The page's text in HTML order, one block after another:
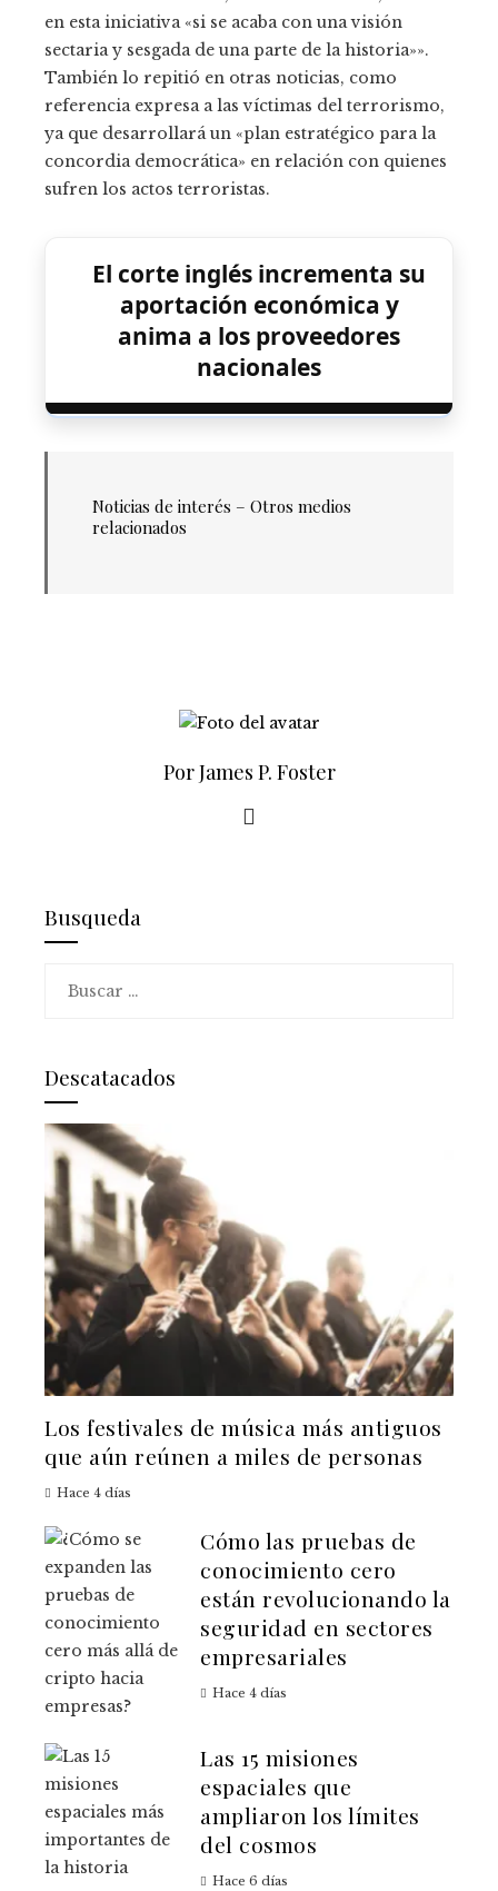
en esta iniciativa «si se acaba con una visión
sectaria y sesgada de una parte de la historia»».
También lo repitió en otras noticias, como
referencia expresa a las víctimas del terrorismo,
ya que desarrollará un «plan estratégico para la
concordia democrática» en relación con quienes
sufren los actos terroristas.
El corte inglés incrementa su
aportación económica y
anima a los proveedores
nacionales
Noticias de interés – Otros medios
relacionados
Por James P. Foster
Busqueda
Descatacados
Los festivales de música más antiguos
que aún reúnen a miles de personas
Hace 4 días
Cómo las pruebas de
conocimiento cero
están revolucionando la
seguridad en sectores
empresariales
Hace 4 días
Las 15 misiones
espaciales que
ampliaron los límites
del cosmos
Hace 6 días